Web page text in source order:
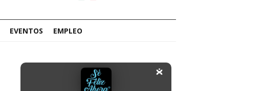
EVENTOS EMPLEO